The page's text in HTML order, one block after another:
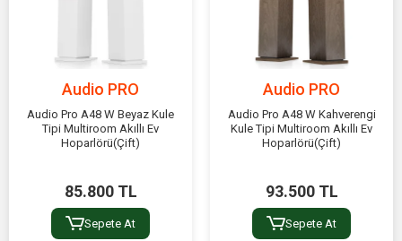
Audio PRO
Audio Pro A48 W Beyaz Kule
Tipi Multiroom Akıllı Ev
Hoparlörü(Çift)
85.800 TL
Sepete At
Audio PRO
Audio Pro A48 W Kahverengi
Kule Tipi Multiroom Akıllı Ev
Hoparlörü(Çift)
93.500 TL
Sepete At